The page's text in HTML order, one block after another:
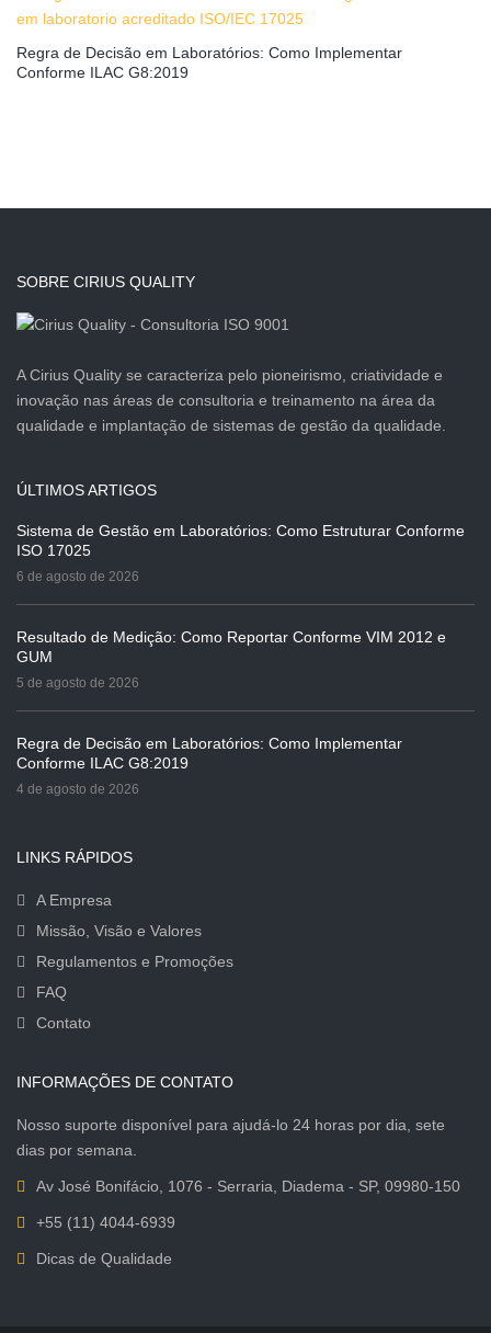
Regra de Decisão em Laboratórios: Como Implementar
Conforme ILAC G8:2019
SOBRE CIRIUS QUALITY
A Cirius Quality se caracteriza pelo pioneirismo, criatividade e
inovação nas áreas de consultoria e treinamento na área da
qualidade e implantação de sistemas de gestão da qualidade.
ÚLTIMOS ARTIGOS
Sistema de Gestão em Laboratórios: Como Estruturar Conforme
ISO 17025
6 de agosto de 2026
Resultado de Medição: Como Reportar Conforme VIM 2012 e
GUM
5 de agosto de 2026
Regra de Decisão em Laboratórios: Como Implementar
Conforme ILAC G8:2019
4 de agosto de 2026
LINKS RÁPIDOS
A Empresa
Missão, Visão e Valores
Regulamentos e Promoções
FAQ
Contato
INFORMAÇÕES DE CONTATO
Nosso suporte disponível para ajudá-lo 24 horas por dia, sete
dias por semana.
Av José Bonifácio, 1076 - Serraria, Diadema - SP, 09980-150
+55 (11) 4044-6939
Dicas de Qualidade